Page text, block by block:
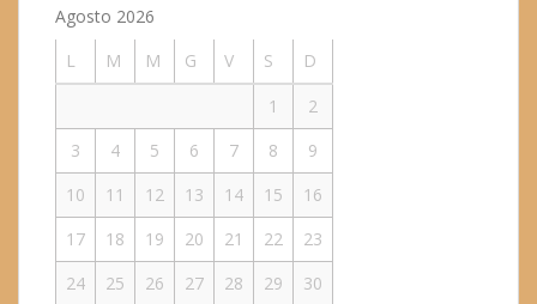
Agosto 2026
L
M M G V S
D
1
2
3
4 5 6 7 8
9
10
11 12 13 14 15
16
17
18 19 20 21 22
23
24
25 26 27 28 29
30